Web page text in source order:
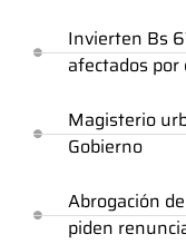
Invierten Bs
afectados por
Magisterio
Gobierno
Abrogación
piden